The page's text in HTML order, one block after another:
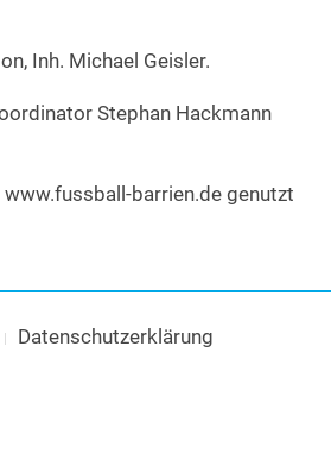
Inh. Michael Geisler.
Stephan Hackmann
barrien.de genutzt
Datenschutzerklärung